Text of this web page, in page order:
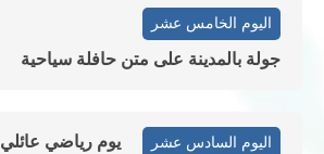
اليوم الخامس عشر
جولة بالمدينة على متن حافلة سياحية
اليوم السادس عشر يوم رياضي عائلي